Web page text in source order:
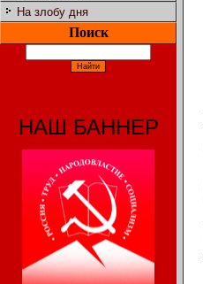
На злобу дня
Поиск
НАШ БАННЕР